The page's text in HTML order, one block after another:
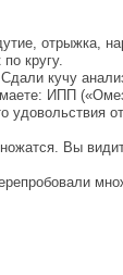
отрыжка,
кругу.
кучу
ИПП
удовольствия
Вы